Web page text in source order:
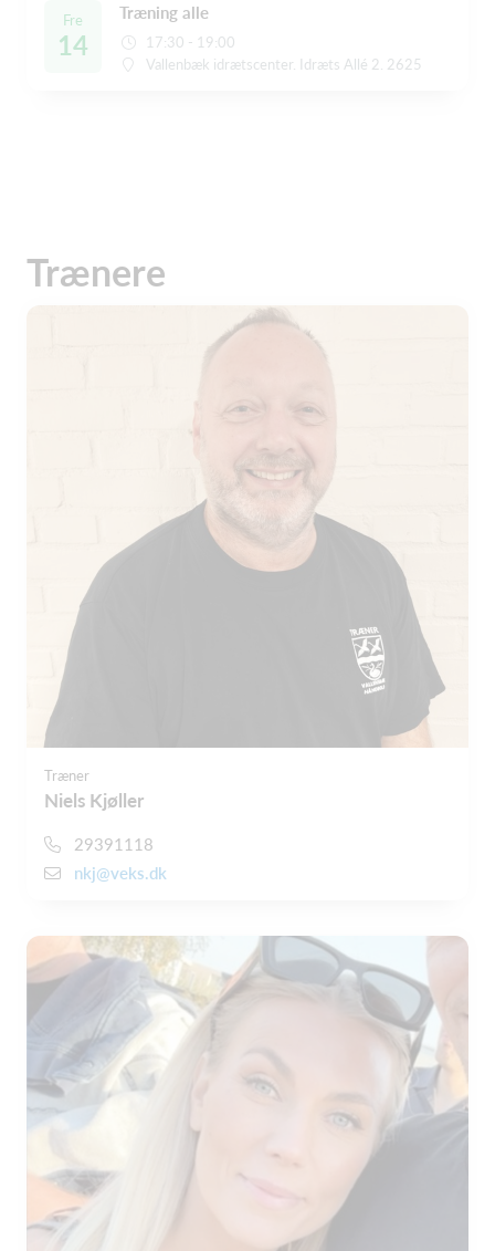
Fre
14
Træning alle
17:30 - 19:00
Vallenbæk idrætscenter. Idræts Allé 2. 2625
Trænere
Træner
Niels Kjøller
29391118
nkj@veks.dk